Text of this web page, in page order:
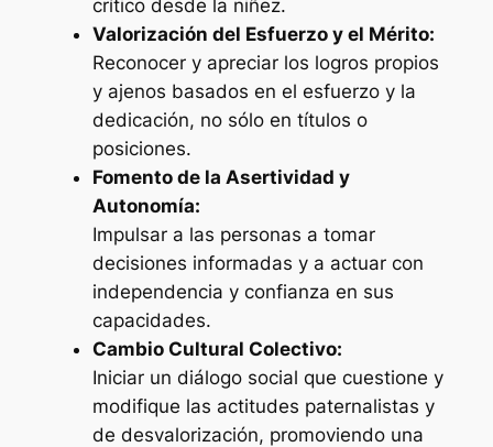
crítico desde la niñez.
Valorización del Esfuerzo y el Mérito:
Reconocer y apreciar los logros propios
y ajenos basados en el esfuerzo y la
dedicación, no sólo en títulos o
posiciones.
Fomento de la Asertividad y
Autonomía:
Impulsar a las personas a tomar
decisiones informadas y a actuar con
independencia y confianza en sus
capacidades.
Cambio Cultural Colectivo:
Iniciar un diálogo social que cuestione y
modifique las actitudes paternalistas y
de desvalorización, promoviendo una